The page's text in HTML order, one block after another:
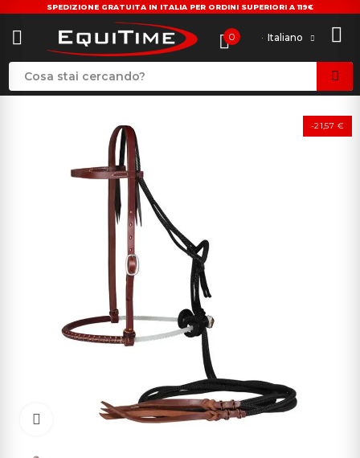
SPEDIZIONE GRATUITA IN ITALIA PER ORDINI SUPERIORI A 119€
0 Italiano
-21,57 €
Click to enlarge